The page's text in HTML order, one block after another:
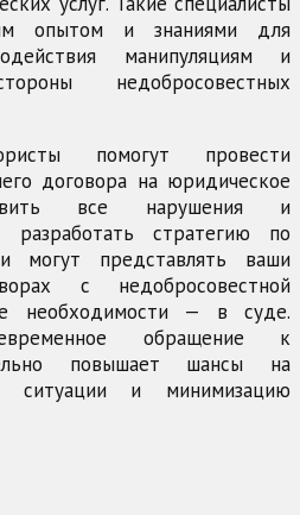
опытом и знаниями для
манипуляциям и
недобросовестных
помогут провести
договора на юридическое
все нарушения и
разработать стратегию по
могут представлять ваши
с недобросовестной
необходимости — в суде.
обращение к
повышает шансы на
ситуации и минимизацию